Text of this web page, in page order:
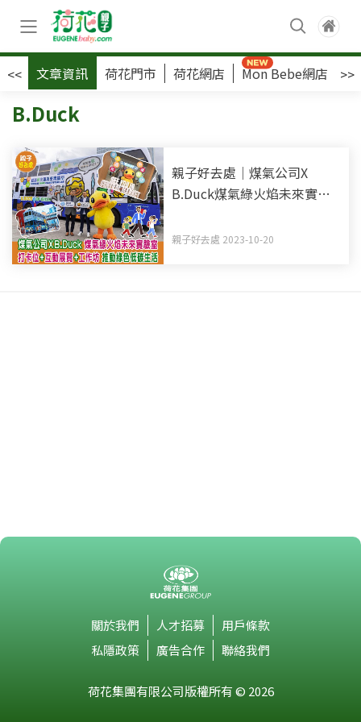
<< 文章資訊 荷花門市 荷花網店 Mon Bebe網店 >>
B.Duck
親子好去處｜煤氣公司X
B.Duck煤氣綠火焰未來實驗
親子好去處 2023-10-20
關於我們 人才招募
用戶條款
私隱政策
廣告合作 聯絡我們
荷花集團有限公司版權所有 © 2026